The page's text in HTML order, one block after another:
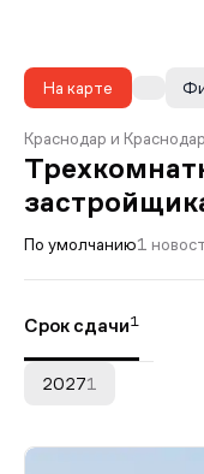
На карте
Краснодар и
По умолчанию1
Срок сдачи1
20271